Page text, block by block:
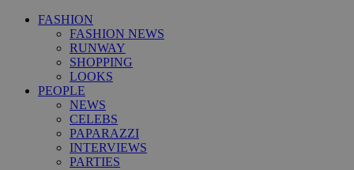
FASHION
FASHION NEWS
RUNWAY
SHOPPING
LOOKS
PEOPLE
NEWS
CELEBS
PAPARAZZI
INTERVIEWS
PARTIES